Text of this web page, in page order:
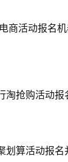
商活动报名
抢购活动报
算活动报名